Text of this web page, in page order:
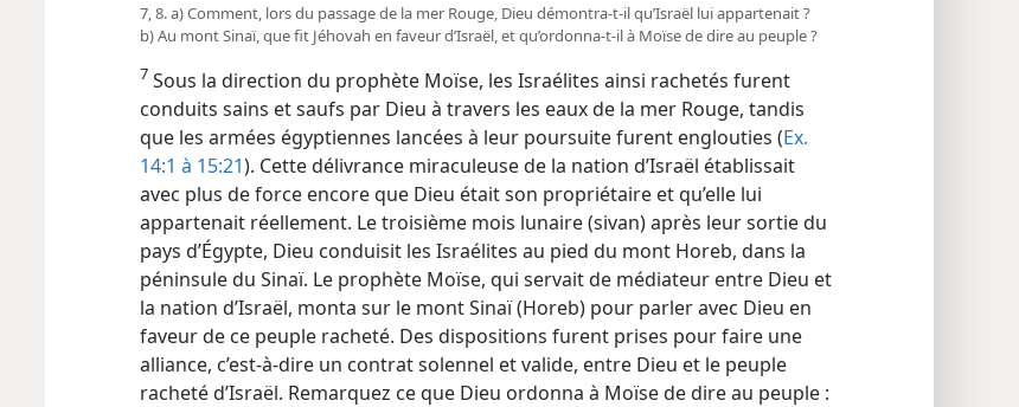
7, 8. a) Comment, lors du passage de la mer Rouge, Dieu démontra-​t-​il qu’Israël lui appartenait ?
b) Au mont Sinaï, que fit Jéhovah en faveur d’Israël, et qu’ordonna-​t-​il à Moïse de dire au peuple ?
7 Sous la direction du prophète Moïse, les Israélites ainsi rachetés furent
conduits sains et saufs par Dieu à travers les eaux de la mer Rouge, tandis
que les armées égyptiennes lancées à leur poursuite furent englouties (Ex.
14:1 à 15:21). Cette délivrance miraculeuse de la nation d’Israël établissait
avec plus de force encore que Dieu était son propriétaire et qu’elle lui
appartenait réellement. Le troisième mois lunaire (sivan) après leur sortie du
pays d’Égypte, Dieu conduisit les Israélites au pied du mont Horeb, dans la
péninsule du Sinaï. Le prophète Moïse, qui servait de médiateur entre Dieu et
la nation d’Israël, monta sur le mont Sinaï (Horeb) pour parler avec Dieu en
faveur de ce peuple racheté. Des dispositions furent prises pour faire une
alliance, c’est-à-dire un contrat solennel et valide, entre Dieu et le peuple
racheté d’Israël. Remarquez ce que Dieu ordonna à Moïse de dire au peuple :